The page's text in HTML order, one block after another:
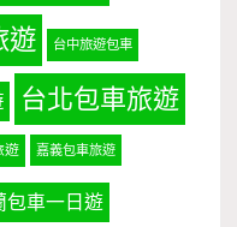
遊 台中旅遊包車
台北包車旅遊
遊 嘉義包車旅遊
包車一日遊